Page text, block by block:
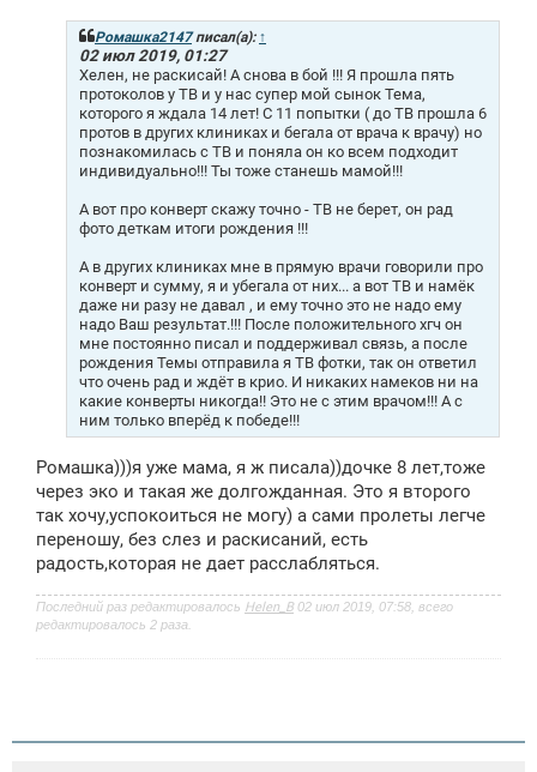
Ромашка2147писал(а): ↑
02 июл 2019, 01:27
Хелен, не раскисай! А снова в бой !!! Я прошла пять
протоколов у ТВ и у нас супер мой сынок Тема,
которого я ждала 14 лет! С 11 попытки ( до ТВ прошла 6
протов в других клиниках и бегала от врача к врачу) но
познакомилась с ТВ и поняла он ко всем подходит
индивидуально!!! Ты тоже станешь мамой!!!
А вот про конверт скажу точно - ТВ не берет, он рад
фото деткам итоги рождения !!!
А в других клиниках мне в прямую врачи говорили про
конверт и сумму, я и убегала от них... а вот ТВ и намёк
даже ни разу не давал , и ему точно это не надо ему
надо Ваш результат.!!! После положительного хгч он
мне постоянно писал и поддерживал связь, а после
рождения Темы отправила я ТВ фотки, так он ответил
что очень рад и ждёт в крио. И никаких намеков ни на
какие конверты никогда!! Это не с этим врачом!!! А с
ним только вперёд к победе!!!
Ромашка)))я уже мама, я ж писала))дочке 8 лет,тоже
через эко и такая же долгожданная. Это я второго
так хочу,успокоиться не могу) а сами пролеты легче
переношу, без слез и раскисаний, есть
радость,которая не дает расслабляться.
Последний раз редактировалось Helen_B02 июл 2019, 07:58, всего
редактировалось 2 раза.